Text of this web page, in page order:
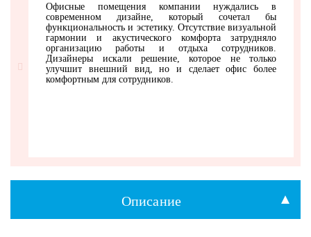
Офисные помещения компании нуждались в
современном дизайне, который сочетал бы
функциональность и эстетику. Отсутствие визуальной
гармонии и акустического комфорта затрудняло
организацию работы и отдыха сотрудников.
Дизайнеры искали решение, которое не только
улучшит внешний вид, но и сделает офис более
комфортным для сотрудников.
Описание